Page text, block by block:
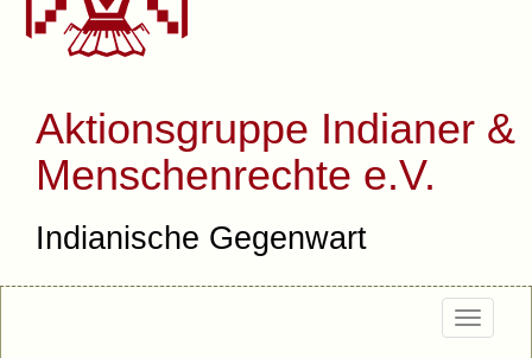
Aktionsgruppe Indianer &
Menschenrechte e.V.
Indianische Gegenwart